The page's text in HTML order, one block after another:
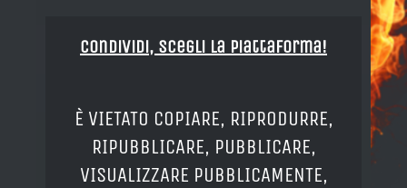
Condividi, Scegli la piattaforma!
È VIETATO COPIARE, RIPRODURRE,
RIPUBBLICARE, PUBBLICARE,
VISUALIZZARE PUBBLICAMENTE,